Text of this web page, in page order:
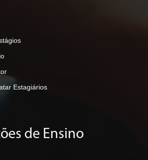
Estagiários
de Ensino